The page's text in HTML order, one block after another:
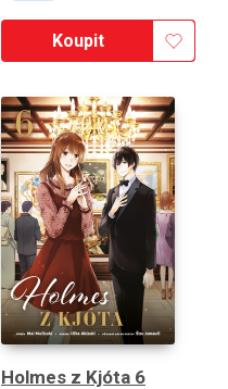
Koupit
Holmes z Kjóta 6